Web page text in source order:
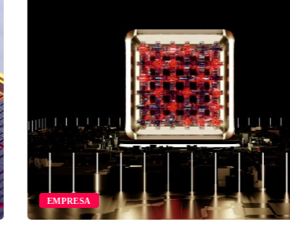
EMPRESA